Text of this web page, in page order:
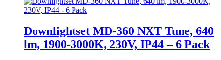
Downlightset MD-360 NXT Tune, 640
lm, 1900-3000K, 230V, IP44 – 6 Pack